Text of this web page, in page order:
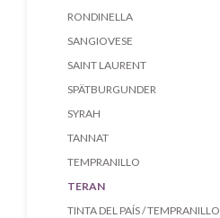
RONDINELLA
SANGIOVESE
SAINT LAURENT
SPÄTBURGUNDER
SYRAH
TANNAT
TEMPRANILLO
TERAN
TINTA DEL PAÍS / TEMPRANILLO